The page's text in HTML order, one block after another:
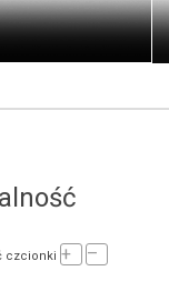
czcionki + –